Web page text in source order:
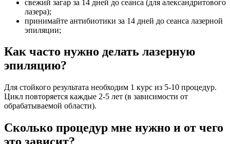
свежий загар за 14 дней до сеанса (для александритового
лазера);
принимайте антибиотики за 14 дней до сеанса лазерной
эпиляции;
Как часто нужно делать лазерную
эпиляцию?
Для стойкого результата необходим 1 курс из 5-10 процедур.
Цикл повторяется каждые 2-5 лет (в зависимости от
обрабатываемой области).
Сколько процедур мне нужно и от чего